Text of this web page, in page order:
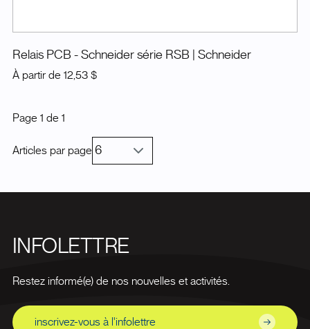
Relais PCB - Schneider série RSB | Schneider
À partir de 12,53 $
Page 1 de 1
Articles par page
INFOLETTRE
Restez informé(e) de nos nouvelles et activités.
inscrivez-vous à l'infolettre